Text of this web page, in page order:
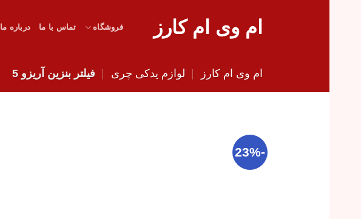
ام وی ام کارز فروشگاه تماس با ما درباره ما
ام وی ام کارز | لوازم یدکی چری | فیلتر بنزین آریزو 5
-23%